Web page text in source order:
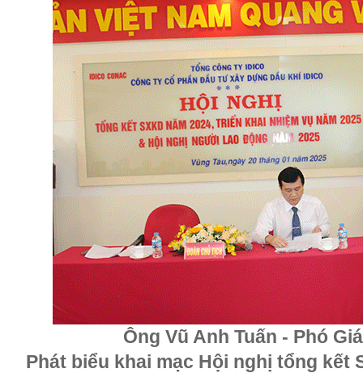
Ông Vũ Anh Tuấn - Phó
Phát biểu khai mạc Hội nghị tổng kết